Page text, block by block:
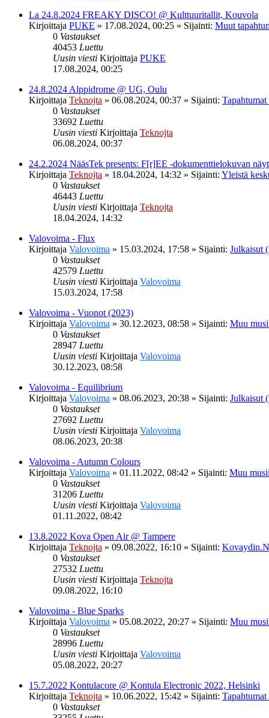
La 24.8.2024 FREAKY DISCO! @ Kulttuuritallit, Kouvola
Kirjoittaja PUKE » 17.08.2024, 00:25 » Sijainti: Muut
0 Vastaukset
40453 Luettu
Uusin viesti Kirjoittaja PUKE
17.08.2024, 00:25
24.8.2024 Alppidrome @ UG, Oulu
Kirjoittaja Teknojta » 06.08.2024, 00:37 » Sijainti: Tapahtumat
0 Vastaukset
33692 Luettu
Uusin viesti Kirjoittaja Teknojta
06.08.2024, 00:37
24.2.2024 NääsTek presents: F[r]EE -dokumenttielokuvan
Kirjoittaja Teknojta » 18.04.2024, 14:32 » Sijainti: Yleistä
0 Vastaukset
46443 Luettu
Uusin viesti Kirjoittaja Teknojta
18.04.2024, 14:32
Valovoima - Flux
Kirjoittaja Valovoima » 15.03.2024, 17:58 » Sijainti: Julkaisut
0 Vastaukset
42579 Luettu
Uusin viesti Kirjoittaja Valovoima
15.03.2024, 17:58
Valovoima - Vuonot (2023)
Kirjoittaja Valovoima » 30.12.2023, 08:58 » Sijainti: Muu
0 Vastaukset
28947 Luettu
Uusin viesti Kirjoittaja Valovoima
30.12.2023, 08:58
Valovoima - Equilibrium
Kirjoittaja Valovoima » 08.06.2023, 20:38 » Sijainti: Julkaisut
0 Vastaukset
27692 Luettu
Uusin viesti Kirjoittaja Valovoima
08.06.2023, 20:38
Valovoima - Autumn Colours
Kirjoittaja Valovoima » 01.11.2022, 08:42 » Sijainti: Muu
0 Vastaukset
31206 Luettu
Uusin viesti Kirjoittaja Valovoima
01.11.2022, 08:42
13.8.2022 Kova Open Air @ Tampere
Kirjoittaja Teknojta » 09.08.2022, 16:10 » Sijainti:
0 Vastaukset
27532 Luettu
Uusin viesti Kirjoittaja Teknojta
09.08.2022, 16:10
Valovoima - Blue Sparks
Kirjoittaja Valovoima » 05.08.2022, 20:27 » Sijainti: Muu
0 Vastaukset
28996 Luettu
Uusin viesti Kirjoittaja Valovoima
05.08.2022, 20:27
15.7.2022 Kontulacore @ Kontula Electronic 2022, Helsinki
Kirjoittaja Teknojta » 10.06.2022, 15:42 » Sijainti: Tapahtumat
0 Vastaukset